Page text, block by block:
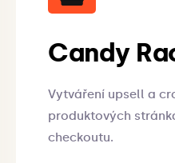
Candy
Vytváření upsell a
produktových
checkoutu.